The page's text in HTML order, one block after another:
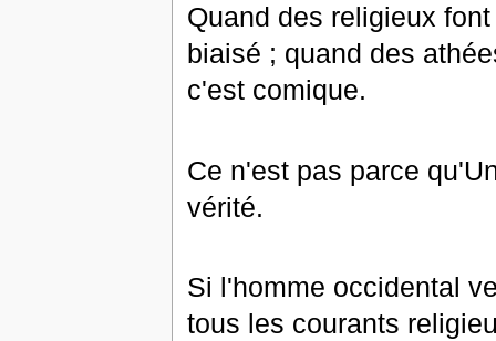
Quand des religieux
biaisé ; quand des
c'est comique.
Ce n'est pas parce
vérité.
Si l'homme occidental
tous les courants